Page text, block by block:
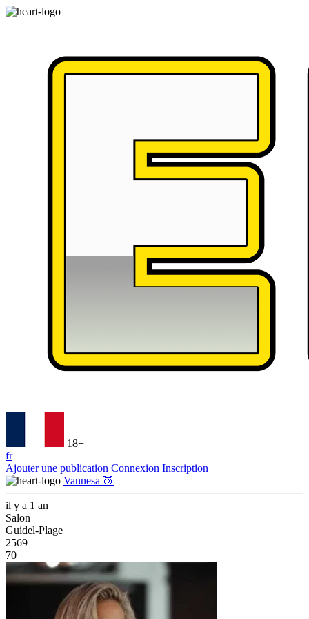
18+
fr
Ajouter une publication Connexion Inscription
Vannesa 🍑
il y a 1 an
Salon
Guidel-Plage
2569
70